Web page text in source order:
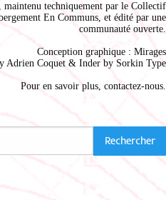
techniquement par le Collectif
En Communs, et édité par une
communauté ouverte.
Conception graphique : Mirages
Adrien Coquet & Inder by Sorkin Type
Pour en savoir plus, contactez-nous.